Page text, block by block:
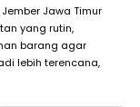
Jawa Timur
yang rutin,
barang agar
lebih terencana,